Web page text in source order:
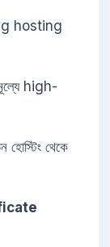
hosting
high-
হোস্টিং থেকে